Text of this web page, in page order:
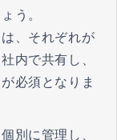
う。
、それぞれが
内で共有し、
必須となりま
別に管理し、